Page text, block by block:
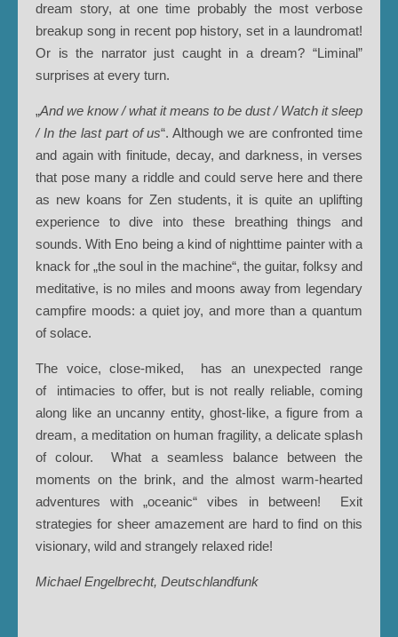
dream story, at one time probably the most verbose
breakup song in recent pop history, set in a laundromat!
Or is the narrator just caught in a dream? “Liminal”
surprises at every turn.
„And we know / what it means to be dust / Watch it sleep
/ In the last part of us“. Although we are confronted time
and again with finitude, decay, and darkness, in verses
that pose many a riddle and could serve here and there
as new koans for Zen students, it is quite an uplifting
experience to dive into these breathing things and
sounds. With Eno being a kind of nighttime painter with a
knack for „the soul in the machine“, the guitar, folksy and
meditative, is no miles and moons away from legendary
campfire moods: a quiet joy, and more than a quantum
of solace.
The voice, close-miked, has an unexpected range
of intimacies to offer, but is not really reliable, coming
along like an uncanny entity, ghost-like, a figure from a
dream, a meditation on human fragility, a delicate splash
of colour. What a seamless balance between the
moments on the brink, and the almost warm-hearted
adventures with „oceanic“ vibes in between! Exit
strategies for sheer amazement are hard to find on this
visionary, wild and strangely relaxed ride!
Michael Engelbrecht, Deutschlandfunk